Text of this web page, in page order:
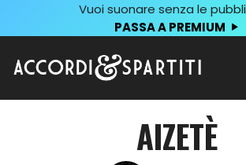
Vuoi suonare senza le
PASSA A PREMIUM
AIZETÈ